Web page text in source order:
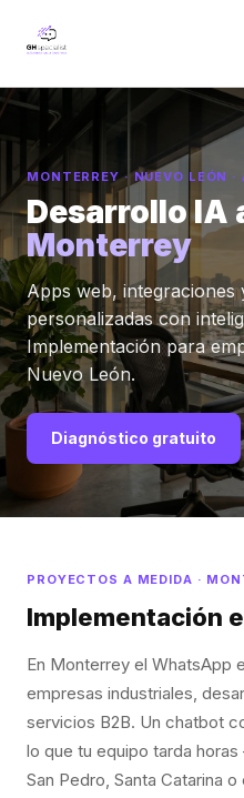
MONTERREY · NUEVO LEÓN
Desarrollo IA
Monterrey
Apps web, integraciones
personalizadas con
Implementación para
Nuevo León.
Diagnóstico gratuito
PROYECTOS A MEDIDA ·
Implementación
En Monterrey el WhatsApp
empresas industriales,
servicios B2B. Un chatbot
lo que tu equipo tarda
San Pedro, Santa Catarina